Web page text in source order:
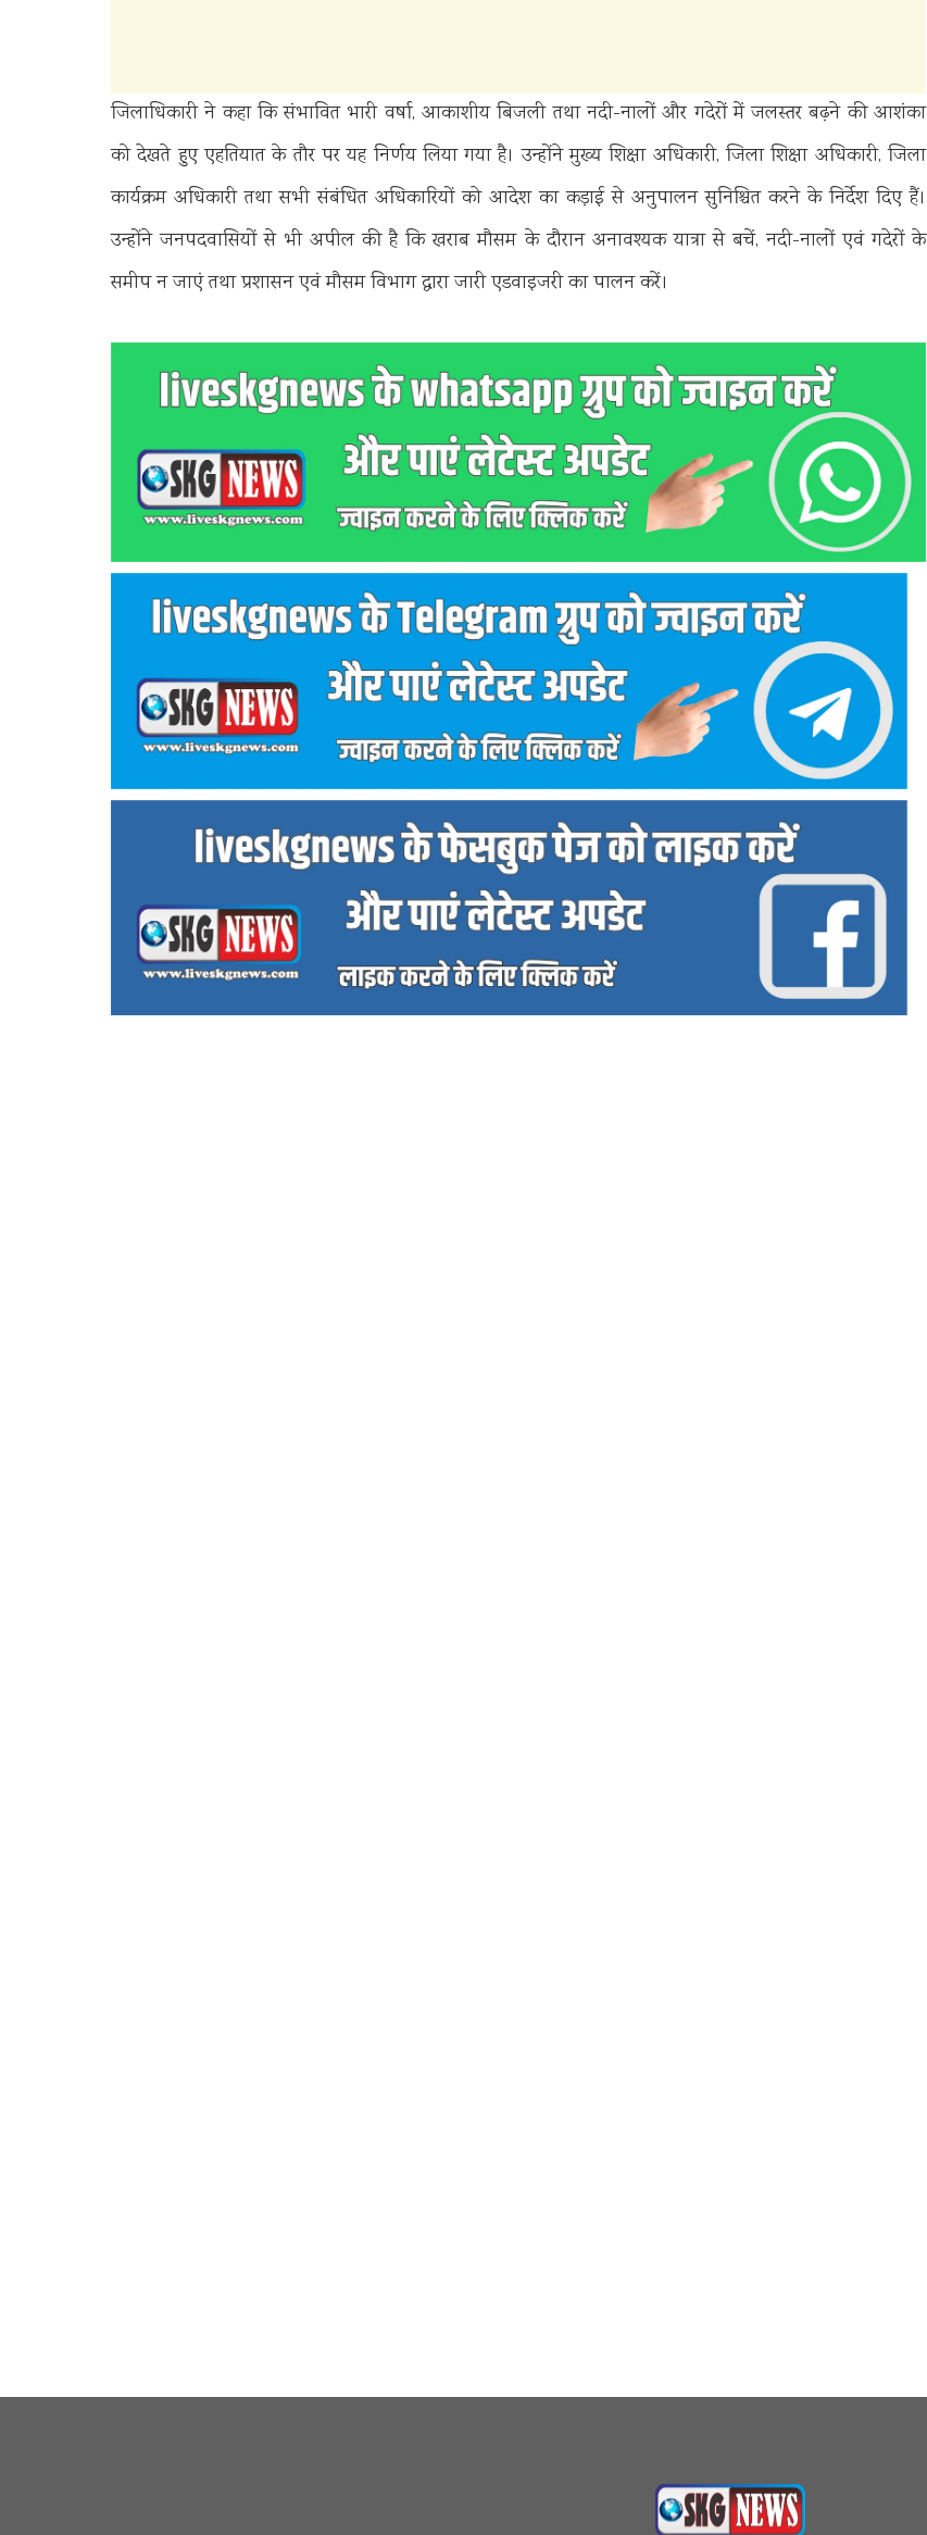
जिलाधिकारी ने कहा कि संभावित भारी वर्षा, आकाशीय बिजली तथा नदी-नालों और गदेरों में जलस्तर बढ़ने की आशंका
को देखते हुए एहतियात के तौर पर यह निर्णय लिया गया है। उन्होंने मुख्य शिक्षा अधिकारी, जिला शिक्षा अधिकारी, जिला
कार्यक्रम अधिकारी तथा सभी संबंधित अधिकारियों को आदेश का कड़ाई से अनुपालन सुनिश्चित करने के निर्देश दिए हैं।
उन्होंने जनपदवासियों से भी अपील की है कि खराब मौसम के दौरान अनावश्यक यात्रा से बचें, नदी-नालों एवं गदेरों के
समीप न जाएं तथा प्रशासन एवं मौसम विभाग द्वारा जारी एडवाइजरी का पालन करें।